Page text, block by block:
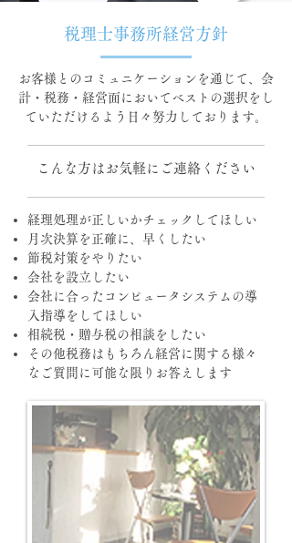
税理士事務所経営方針
お客様とのコミュニケーションを通じて、会
計・税務・経営面においてベストの選択をし
ていただけるよう日々努力しております。
こんな方はお気軽にご連絡ください
経理処理が正しいかチェックしてほしい
月次決算を正確に、早くしたい
節税対策をやりたい
会社を設立したい
会社に合ったコンピュータシステムの導
入指導をしてほしい
相続税・贈与税の相談をしたい
その他税務はもちろん経営に関する様々
なご質問に可能な限りお答えします